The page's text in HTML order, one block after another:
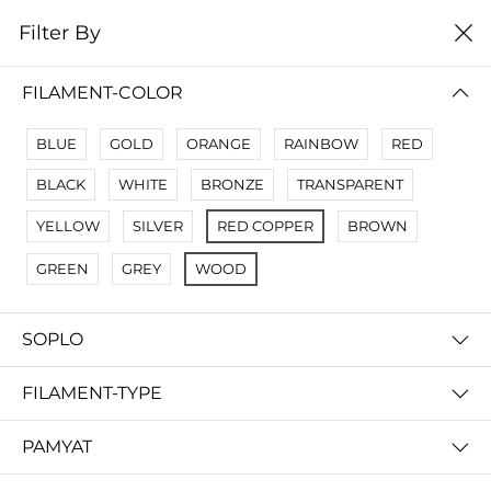
0
цена от низкой к
No Results
Not Found Filters1
Not Found Filters2
Filter By
FILAMENT-COLOR
BLUE GOLD ORANGE RAINBOW RED
BLACK WHITE BRONZE TRANSPARENT
YELLOW SILVER RED COPPER BROWN
GREEN GREY WOOD
SOPLO
FILAMENT-TYPE
PAMYAT